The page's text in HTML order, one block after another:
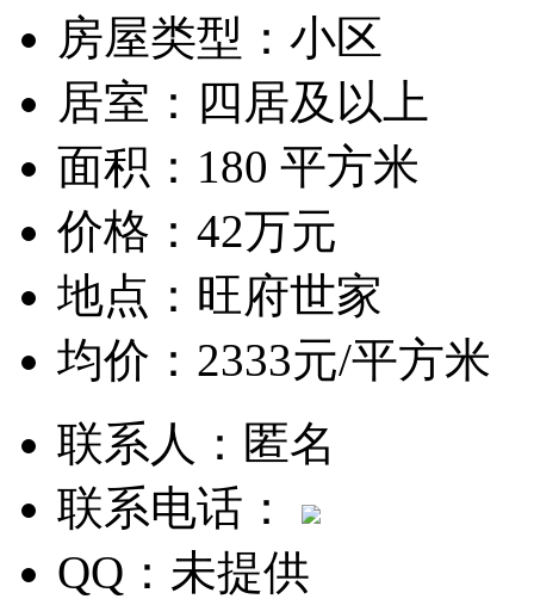
房屋类型： 小区
居室： 四居及以上
面积： 180 平方米
价格： 42万元
地点： 旺府世家
均价： 2333元/平方米
联系人： 匿名
联系电话：
QQ： 未提供